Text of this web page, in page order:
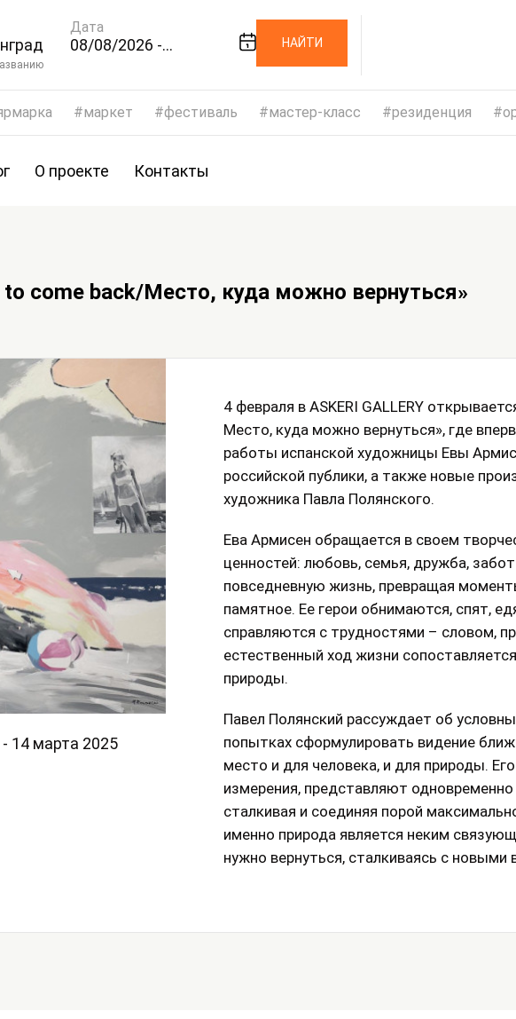
Дата
08/08/2026 -
по названию
НАЙТИ
маркет фестиваль мастер-класс резиденция
О проекте Контакты
to come back/Место, куда можно вернуться»
14 марта 2025
4 февраля в ASKERI GALLERY
Место, куда можно вернуться», где
работы испанской художницы Евы
российской публики, а также новые
художника Павла Полянского.
Ева Армисен обращается в своем
ценностей: любовь, семья, дружба,
повседневную жизнь, превращая
памятное. Ее герои обнимаются, спят,
справляются с трудностями – словом,
естественный ход жизни
природы.
Павел Полянский рассуждает об
попытках сформулировать видение
место и для человека, и для природы.
измерения, представляют
сталкивая и соединяя порой
именно природа является неким
нужно вернуться, сталкиваясь с